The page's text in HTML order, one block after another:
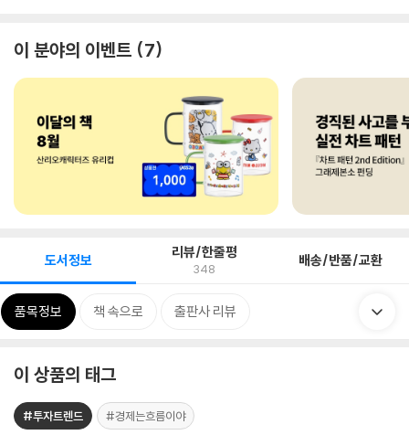
이 분야의 이벤트 7
도서정보 리뷰/한줄평
348 배송/반품/교환
품목정보 책 속으로 출판사 리뷰
이 상품의 태그
#투자트렌드 #경제는흐름이야